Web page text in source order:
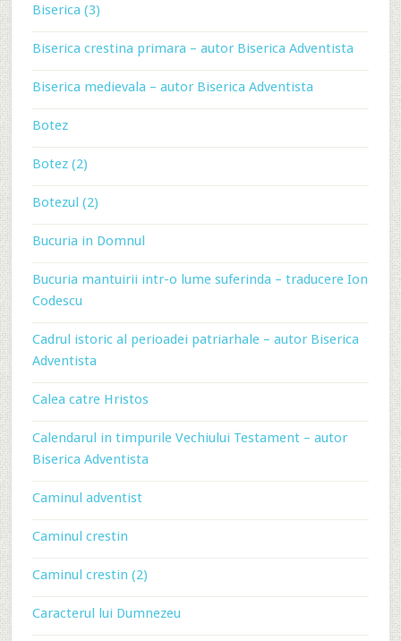
Biserica (3)
Biserica crestina primara – autor Biserica Adventista
Biserica medievala – autor Biserica Adventista
Botez
Botez (2)
Botezul (2)
Bucuria in Domnul
Bucuria mantuirii intr-o lume suferinda – traducere Ion
Codescu
Cadrul istoric al perioadei patriarhale – autor Biserica
Adventista
Calea catre Hristos
Calendarul in timpurile Vechiului Testament – autor
Biserica Adventista
Caminul adventist
Caminul crestin
Caminul crestin (2)
Caracterul lui Dumnezeu